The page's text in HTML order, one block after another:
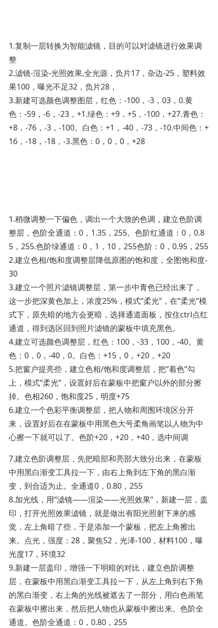
1.复制一层转换为智能滤镜，目的可以对滤镜进行效果调
整
2.滤镜-渲染-光照效果,全光源，负片17，杂边-25，塑料效
果100，曝光不足32，负片28，
3.新建可选颜色调整图层，红色：-100，-3，03，0.黄
色：-59，-6，-23，+1.绿色：+9，+5，-100，+27.青色：
+8，-76，-3，-100。白色：+1，-40，-73，-10.中间色：+
16，-18，-18，-3.黑色：0，0，0，+28 ­
1.稍微调整一下偏色，调出一个大致的色调，建立色阶调
整层，色阶全通道：0，1.35，255。色阶红通道：0，0.8
5，255.色阶绿通道：0，1，10，255色阶：0，0.95，255
2.建立色相/饱和度调整层降低原图的饱和度，全图饱和度-
30
3.建立一个照片滤镜调整层，第一步中青色已经出来了，
这一步把深黄色加上，浓度25%，模式“柔光”，在“柔光”模
式下，原先暗的地方会更暗，选择通道面板，按住ctrl点红
通道，得到选区回到照片滤镜的蒙板中填充黑色。
4.建立可选颜色调整层，红色：100，-33，100，-40。黄
色：0，0，-40，0。白色：+15，0，+20，+20
5.把窗户提亮些，建立色相/饱和度调整层，把“着色”勾
上，模式“柔光”，设置好后在蒙板中把窗户以外的部分擦
掉。色相260，饱和度25，明度+75
6.建立一个色彩平衡调整层，把人物和周围环境区分开
来，设置好后在在蒙板中用黑色大号柔角画笔以人物为中
心擦一下就可以了。色阶+20，+20，+40，选中间调
7.建立色阶调整层，先把暗部和亮部大致分出来，在蒙板
中用黑白渐变工具拉一下，由右上角到左下角的黑白渐
变，到合适为止。全通道0，0.80，255
8.加光线，用“滤镜——渲染——光照效果”，新建一层，盖
印，打开光照效果滤镜，就是做出有阳光照射下来的感
觉，左上角暗了些，于是添加一个蒙板，把左上角擦出
来。点光，强度：28，聚焦52，光泽-100，材料100，曝
光度17，环境32
9.新建一层盖印，增强一下明暗的对比，建立色阶调整
层，在蒙板中用黑白渐变工具拉一下，从左上角到右下角
的黑白渐变，右上角的光线被遮去了一部分，用白色画笔
在蒙板中擦出来，然后把人物也从蒙板中擦出来。色阶全
通道。色阶全通道：0，0.80，255